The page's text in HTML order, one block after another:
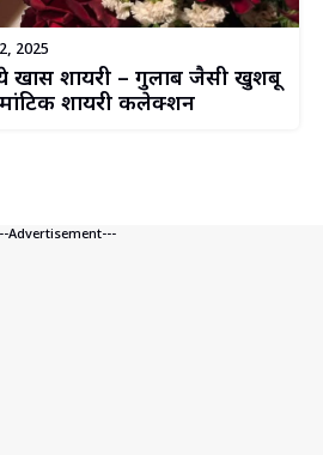
2025
खास शायरी – गुलाब जैसी खुशबू
शायरी कलेक्शन
Advertisement---